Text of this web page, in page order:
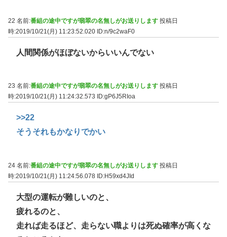
22 名前:番組の途中ですが翡翠の名無しがお送りします 投稿日
時:2019/10/21(月) 11:23:52.020 ID:n/9c2waF0
人間関係がほぼないからいいんでない
23 名前:番組の途中ですが翡翠の名無しがお送りします 投稿日
時:2019/10/21(月) 11:24:32.573
ID:gP6J5RIoa
>>22
そうそれもかなりでかい
24 名前:番組の途中ですが翡翠の名無しがお送りします 投稿日
時:2019/10/21(月) 11:24:56.078 ID:H59xd4JId
大型の運転が難しいのと、
疲れるのと、
走れば走るほど、走らない職よりは死ぬ確率が高くな